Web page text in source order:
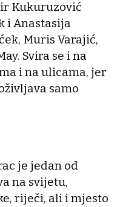
Kukuruzović
i Anastasija
Muris Varajić,
Svira se i na
i na ulicama, jer
samo
je jedan od
na svijetu,
riječi, ali i mjesto